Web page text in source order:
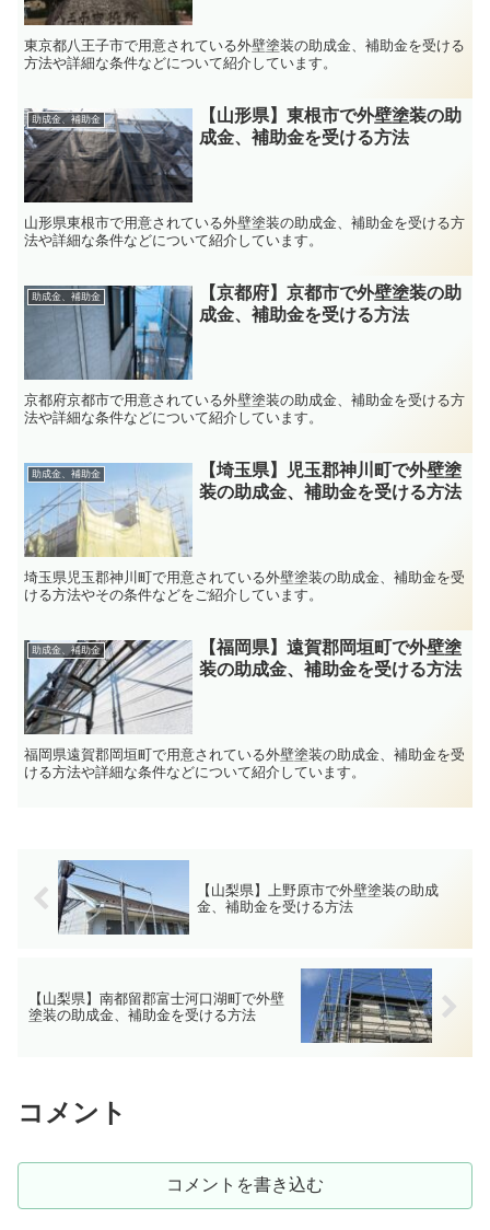
東京都八王子市で用意されている外壁塗装の助成金、補助金を受ける
方法や詳細な条件などについて紹介しています。
助成金、補助金
【山形県】東根市で外壁塗装の助
成金、補助金を受ける方法
山形県東根市で用意されている外壁塗装の助成金、補助金を受ける方
法や詳細な条件などについて紹介しています。
助成金、補助金
【京都府】京都市で外壁塗装の助
成金、補助金を受ける方法
京都府京都市で用意されている外壁塗装の助成金、補助金を受ける方
法や詳細な条件などについて紹介しています。
助成金、補助金
【埼玉県】児玉郡神川町で外壁塗
装の助成金、補助金を受ける方法
埼玉県児玉郡神川町で用意されている外壁塗装の助成金、補助金を受
ける方法やその条件などをご紹介しています。
助成金、補助金
【福岡県】遠賀郡岡垣町で外壁塗
装の助成金、補助金を受ける方法
福岡県遠賀郡岡垣町で用意されている外壁塗装の助成金、補助金を受
ける方法や詳細な条件などについて紹介しています。
【山梨県】上野原市で外壁塗装の助成
金、補助金を受ける方法
【山梨県】南都留郡富士河口湖町で外壁
塗装の助成金、補助金を受ける方法
コメント
コメントを書き込む